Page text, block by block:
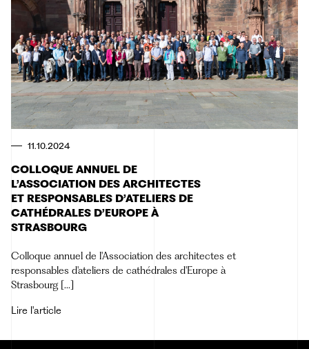
11.10.2024
COLLOQUE ANNUEL DE
L’ASSOCIATION DES ARCHITECTES
ET RESPONSABLES D’ATELIERS DE
CATHÉDRALES D’EUROPE À
STRASBOURG
Colloque annuel de l'Association des architectes et
responsables d'ateliers de cathédrales d'Europe à
Strasbourg [...]
Lire l'article